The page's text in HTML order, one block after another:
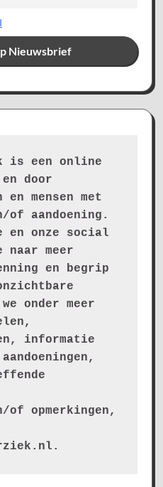
is een online
door
mensen met
of aandoening.
en onze social
naar meer
en begrip
onder meer
informatie
of opmerkingen,